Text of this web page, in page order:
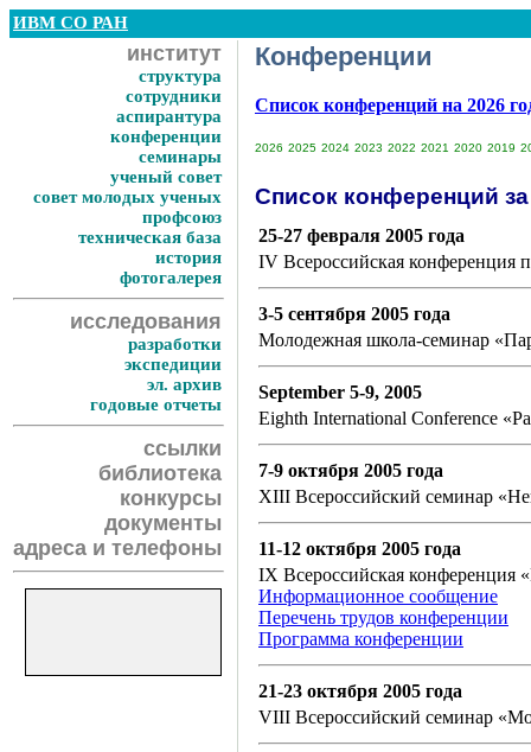
ИВМ СО РАН
институт
структура
сотрудники
аспирантура
конференции
семинары
ученый совет
совет молодых ученых
профсоюз
техническая база
история
фотогалерея
исследования
разработки
экспедиции
эл. архив
годовые отчеты
ссылки
библиотека
конкурсы
документы
адреса и телефоны
Конференции
Список конференций на 2026
2026 2025 2024 2023 2022 2021 2020 2019
Список конференций за
25-27 февраля 2005 года
IV Всероссийская конференция
3-5 сентября 2005 года
Молодежная школа-семинар
September 5-9, 2005
Eighth International Conference
7-9 октября 2005 года
XIII Всероссийский семинар
11-12 октября 2005 года
IX Всероссийская
Информационное сообщение
Перечень трудов конференции
Программа конференции
21-23 октября 2005 года
VIII Всероссийский семинар